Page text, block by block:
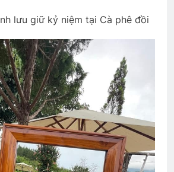
lưu giữ kỷ niệm tại Cà phê đồi